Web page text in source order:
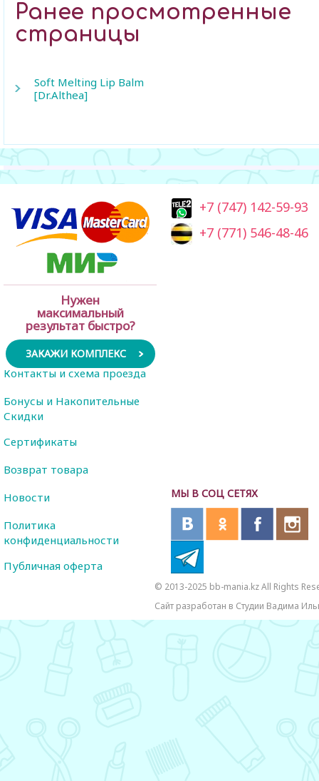
Ранее просмотренные
страницы
Soft Melting Lip Balm
[Dr.Althea]
Нужен
максимальный
результат быстро?
ЗАКАЖИ КОМПЛЕКС
+7 (747) 142-59-93
+7 (771) 546-48-46
МЫ В СОЦ СЕТЯХ
Контакты и схема проезда
Бонусы и Накопительные
Скидки
Сертификаты
Возврат товара
Новости
Политика
конфиденциальности
Публичная оферта
© 2013-2025 bb-mania.kz All Rights
Сайт разработан в Студии Вадима